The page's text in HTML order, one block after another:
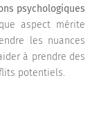
psychologiques
aspect mérite
les nuances
à prendre des
potentiels.